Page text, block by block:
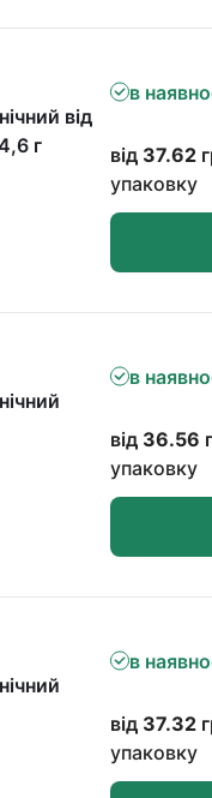
від
г
в
від 37.62
упаковку
в
від 36.56
упаковку
в
від 37.32
упаковку